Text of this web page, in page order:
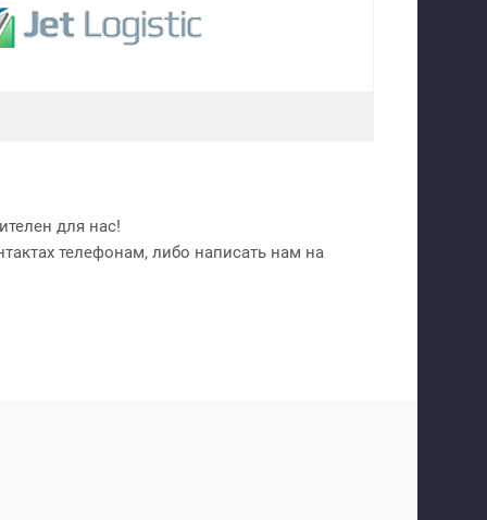
для нас!
телефонам, либо написать нам на